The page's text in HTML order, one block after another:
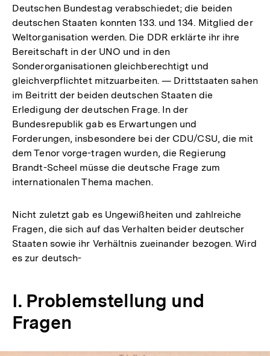
Deutschen Bundestag verabschiedet; die beiden
deutschen Staaten konnten 133. und 134. Mitglied der
Weltorganisation werden. Die DDR erklärte ihr ihre
Bereitschaft in der UNO und in den
Sonderorganisationen gleichberechtigt und
gleichverpflichtet mitzuarbeiten. — Drittstaaten sahen
im Beitritt der beiden deutschen Staaten die
Erledigung der deutschen Frage. In der
Bundesrepublik gab es Erwartungen und
Forderungen, insbesondere bei der CDU/CSU, die mit
dem Tenor vorge-tragen wurden, die Regierung
Brandt-Scheel müsse die deutsche Frage zum
internationalen Thema machen.
Nicht zuletzt gab es Ungewißheiten und zahlreiche
Fragen, die sich auf das Verhalten beider deutscher
Staaten sowie ihr Verhältnis zueinander bezogen. Wird
es zur deutsch-
I. Problemstellung und
Fragen